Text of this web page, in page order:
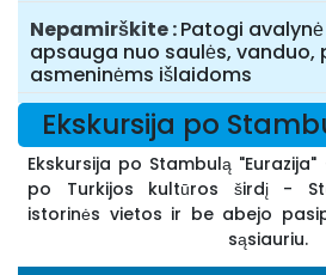
Nepamirškite Patogi
apsauga nuo saulės, vanduo,
asmeninėms išlaidoms
Ekskursija po
Ekskursija po Stambulą
po Turkijos kultūros širdį -
istorinės vietos ir be abejo
sąsiauriu.